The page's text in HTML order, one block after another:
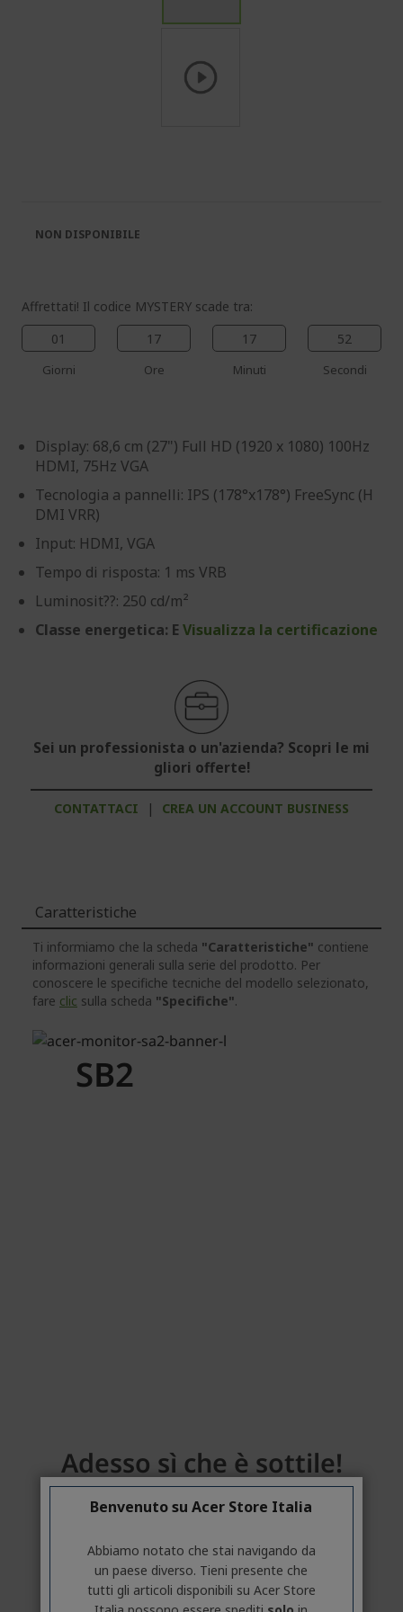
immagini
Affrettati! Il codice MYSTERY scade tra:
01
Giorni
17
Ore
17
Minuti
52
Secondi
Display: 68,6 cm (27") Full HD (1920 x 1080) 100Hz
HDMI, 75Hz VGA
Tecnologia a pannelli: IPS (178°x178°) FreeSync (H
DMI VRR)
Input: HDMI, VGA
Tempo di risposta: 1 ms VRB
Luminosit??: 250 cd/m²
Classe energetica: E Visualizza la certificazione
Sei un professionista o un'azienda? Scopri le mi
gliori offerte!
CONTATTACI | CREA UN ACCOUNT BUSINESS
NON DISPONIBILE
Caratteristiche
Ti informiamo che la scheda "Caratteristiche" contiene
informazioni generali sulla serie del prodotto. Per
conoscere le specifiche tecniche del modello selezionato,
fare clic sulla scheda "Specifiche".
Benvenuto su Acer Store Italia
Abbiamo notato che stai navigando da
un paese diverso. Tieni presente che
tutti gli articoli disponibili su Acer Store